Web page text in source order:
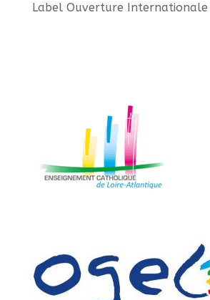
Label Ouverture Internationale